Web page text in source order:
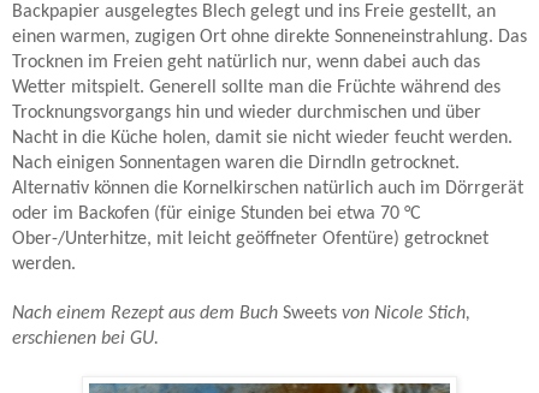
Backpapier ausgelegtes Blech gelegt und ins Freie gestellt, an
einen warmen, zugigen Ort ohne direkte Sonneneinstrahlung. Das
Trocknen im Freien geht natürlich nur, wenn dabei auch das
Wetter mitspielt. Generell sollte man die Früchte während des
Trocknungsvorgangs hin und wieder durchmischen und über
Nacht in die Küche holen, damit sie nicht wieder feucht werden.
Nach einigen Sonnentagen waren die Dirndln getrocknet.
Alternativ können die Kornelkirschen natürlich auch im Dörrgerät
oder im Backofen (für einige Stunden bei etwa 70 °C
Ober-/Unterhitze, mit leicht geöffneter Ofentüre) getrocknet
werden.
Nach einem Rezept aus dem Buch Sweets von Nicole Stich,
erschienen bei GU.